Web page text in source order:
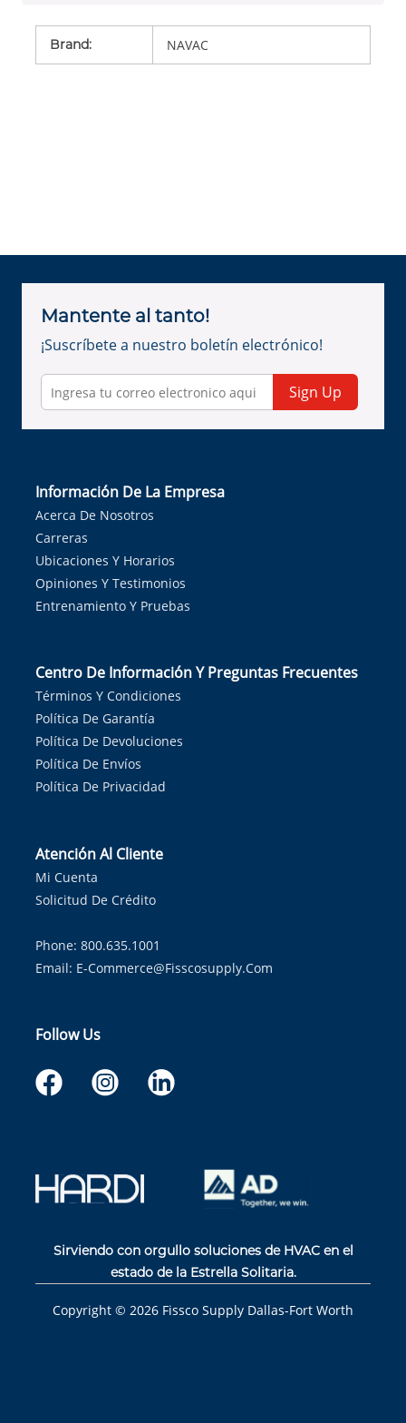
Brand: NAVAC
Mantente al tanto!
¡Suscríbete a nuestro boletín electrónico!
Sign Up
Información De La Empresa
Acerca De Nosotros
Carreras
Ubicaciones Y Horarios
Opiniones Y Testimonios
Entrenamiento Y Pruebas
Centro De Información Y Preguntas Frecuentes
Términos Y Condiciones
Política De Garantía
Política De Devoluciones
Política De Envíos
Política De Privacidad
Atención Al Cliente
Mi Cuenta
Solicitud De Crédito
Phone: 800.635.1001
Email: E-Commerce@fisscosupply.com
Follow Us
Sirviendo con orgullo soluciones de HVAC en el
estado de la Estrella Solitaria.
Copyright © 2026 Fissco Supply Dallas-Fort Worth